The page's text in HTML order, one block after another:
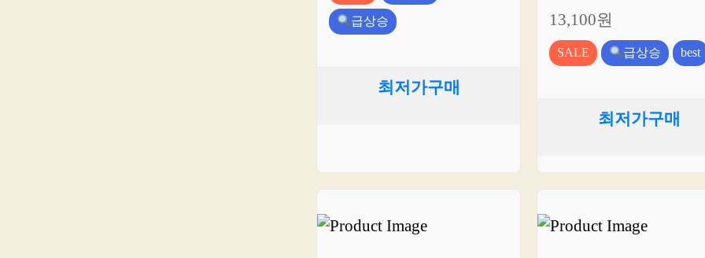
급상승
최저가구매
13,100원
SALE 급상승 best
최저가구매